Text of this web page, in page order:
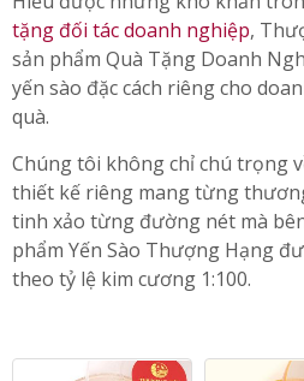
tặng đối tác doanh nghiệp,
sản phẩm Quà Tặng Doanh
yến sào đặc cách riêng cho
quà.
Chúng tôi không chỉ chú trọng
thiết kế riêng mang từng
tinh xảo từng đường nét mà
phẩm Yến Sào Thượng Hạng
theo tỷ lệ kim cương 1:100.